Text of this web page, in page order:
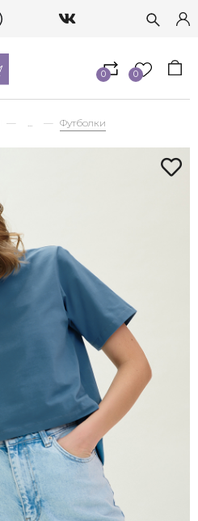
0 0
... Футболки